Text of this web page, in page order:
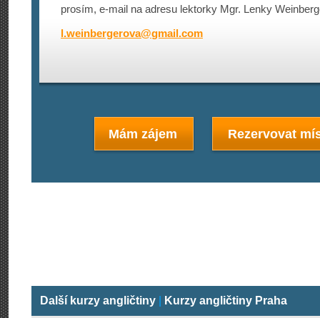
prosím, e-mail na adresu lektorky Mgr. Lenky
l.weinbergerova@gmail.com
Mám zájem Rezervovat
Další kurzy angličtiny Kurzy angličtiny Praha